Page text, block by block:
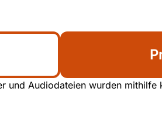
und Audiodateien wurden mithilfe